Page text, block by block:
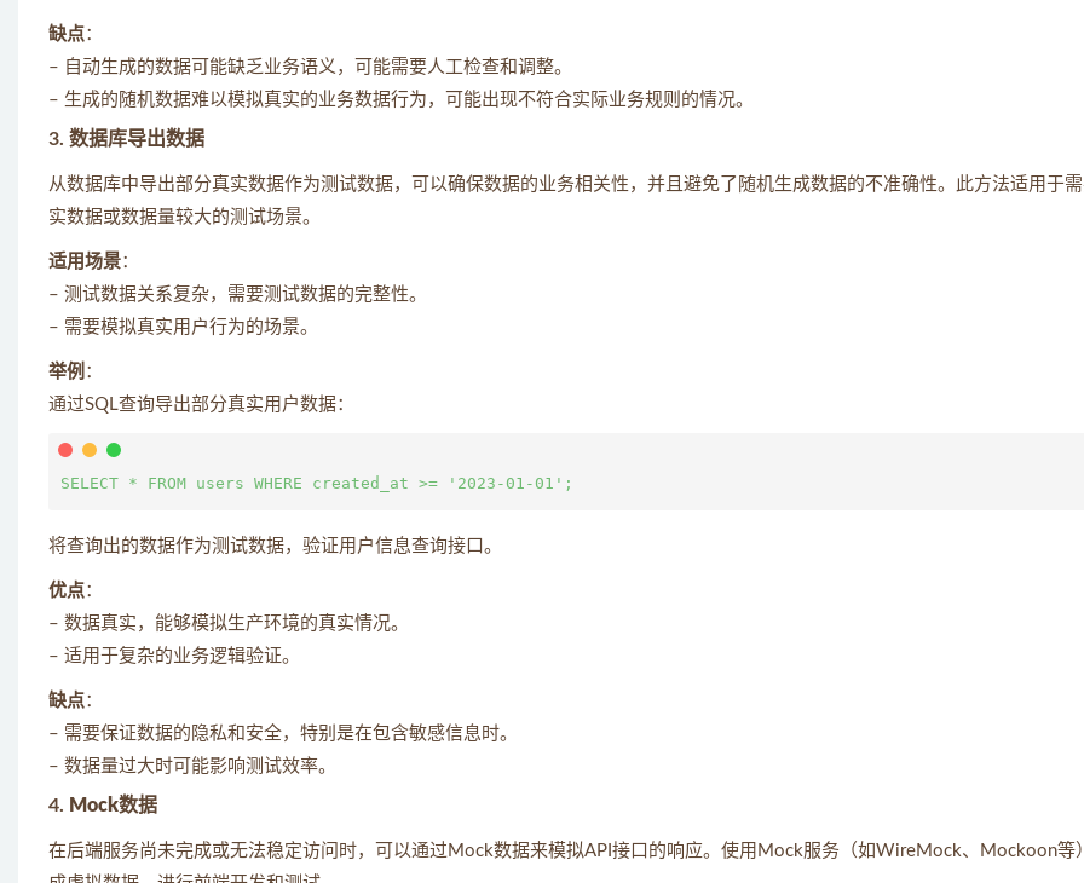
缺点：
– 自动生成的数据可能缺乏业务语义，可能需要人工检查和调整。
– 生成的随机数据难以模拟真实的业务数据行为，可能出现不符合实际业务规则的情况。
3. 数据库导出数据
从数据库中导出部分真实数据作为测试数据，可以确保数据的业务相关性，并且避免了随机生成数据的不准确性。此方法适用于
实数据或数据量较大的测试场景。
适用场景：
– 测试数据关系复杂，需要测试数据的完整性。
– 需要模拟真实用户行为的场景。
举例 ：
通过SQL查询导出部分真实用户数据：
将查询出的数据作为测试数据，验证用户信息查询接口。
优点：
– 数据真实，能够模拟生产环境的真实情况。
– 适用于复杂的业务逻辑验证。
缺点：
– 需要保证数据的隐私和安全，特别是在包含敏感信息时。
– 数据量过大时可能影响测试效率。
4. Mock数据
在后端服务尚未完成或无法稳定访问时，可以通过Mock数据来模拟API接口的响应。使用Mock服务（如WireMock、Mockoon等